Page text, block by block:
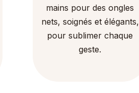
mains pour des ongles
nets, soignés et élégants,
pour sublimer chaque
geste.